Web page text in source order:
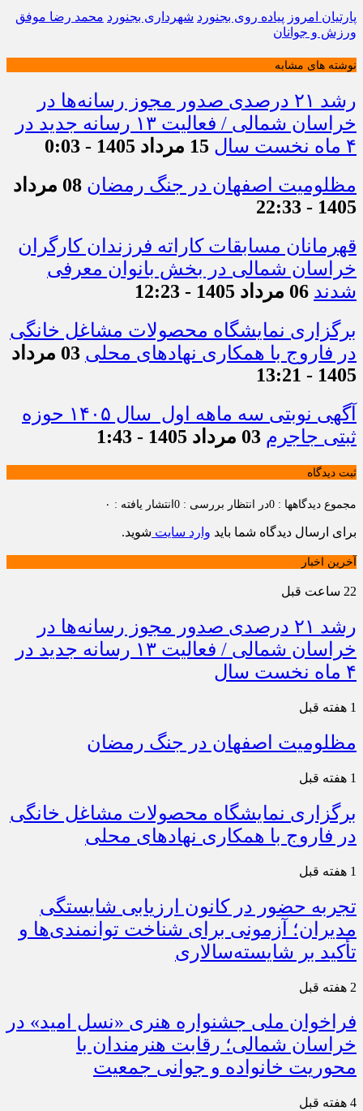
پارتیان امروز پیاده روی بجنورد شهرداری بجنورد محمد رضا موفق
ورزش و جوانان
نوشته های مشابه
رشد ۲۱ درصدی صدور مجوز رسانه‌ها در
خراسان شمالی / فعالیت ۱۳ رسانه جدید در
۴ ماه نخست سال
15 مرداد 1405 - 0:03
مظلومیت اصفهان در جنگ رمضان
08 مرداد
1405 - 22:33
قهرمانان مسابقات کاراته فرزندان کارگران
خراسان شمالی در بخش بانوان معرفی
شدند 06 مرداد 1405 - 12:23
برگزاری نمایشگاه محصولات مشاغل خانگی
در فاروج با همکاری نهادهای محلی
03 مرداد
1405 - 13:21
آگهی نوبتی سه ماهه اول سال ۱۴۰۵ حوزه
ثبتی جاجرم 03 مرداد 1405 - 1:43
ثبت دیدگاه
مجموع دیدگاهها : 0 در انتظار بررسی : 0 انتشار یافته : ۰
برای ارسال دیدگاه شما باید وارد سایت شوید.
آخرین اخبار
22 ساعت قبل
رشد ۲۱ درصدی صدور مجوز رسانه‌ها در
خراسان شمالی / فعالیت ۱۳ رسانه جدید در
۴ ماه نخست سال
1 هفته قبل
مظلومیت اصفهان در جنگ رمضان
1 هفته قبل
برگزاری نمایشگاه محصولات مشاغل خانگی
در فاروج با همکاری نهادهای محلی
1 هفته قبل
تجربه حضور در کانون ارزیابی شایستگی
مدیران؛ آزمونی برای شناخت توانمندی‌ها و
تأکید بر شایسته‌سالاری
2 هفته قبل
فراخوان ملی جشنواره هنری «نسل امید» در
خراسان شمالی؛ رقابت هنرمندان با
محوریت خانواده و جوانی جمعیت
4 هفته قبل